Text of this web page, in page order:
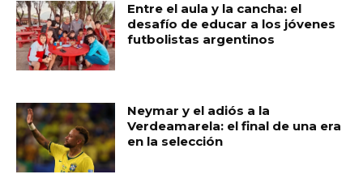
Entre el aula y la cancha: el
desafío de educar a los jóvenes
futbolistas argentinos
Neymar y el adiós a la
Verdeamarela: el final de una era
en la selección